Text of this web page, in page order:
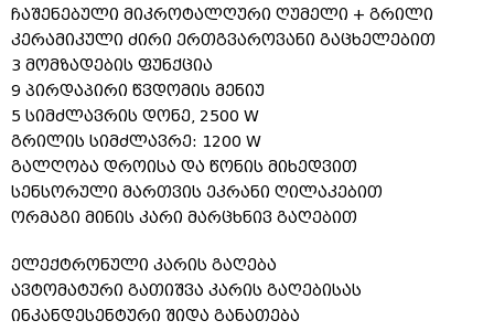
ჩაშენებული მიკროტალღური ღუმელი + გრილი
კერამიკული ძირი ერთგვაროვანი გაცხელებით
3 მომზადების ფუნქცია
9 პირდაპირი წვდომის მენიუ
5 სიმძლავრის დონე, 2500 W
გრილის სიმძლავრე: 1200 W
გალღობა დროისა და წონის მიხედვით
სენსორული მართვის ეკრანი ღილაკებით
ორმაგი მინის კარი მარცხნივ გაღებით
ელექტრონული კარის გაღება
ავტომატური გათიშვა კარის გაღებისას
ინკანდესენტური შიდა განათება